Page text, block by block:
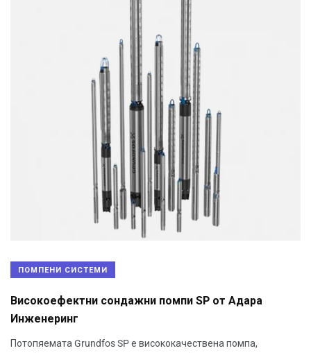
ПОМПЕНИ СИСТЕМИ
Високоефектни сондажни помпи SP от Адара
Инженеринг
Потопяемата Grundfos SP е висококачествена помпа,